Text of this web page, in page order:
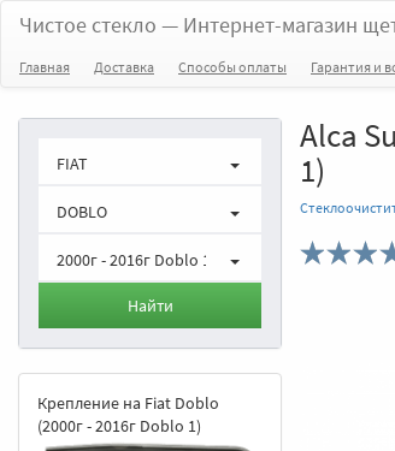
Чистое стекло — Интернет-магазин
Главная Доставка Способы оплаты Гарантия и
Alca
1)
FIAT
DOBLO
2000г - 2016г Doblo 1
Найти
Крепление на Fiat Doblo
(2000г - 2016г Doblo 1)